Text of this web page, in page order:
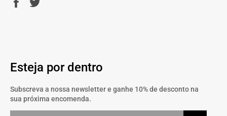
no
Esteja por dentro
Subscreva a nossa newsletter e ganhe 10% de desconto na
sua próxima encomenda.